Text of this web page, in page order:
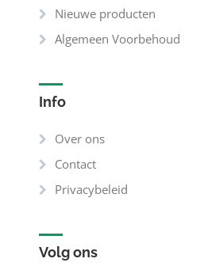
Nieuwe producten
Algemeen Voorbehoud
Info
Over ons
Contact
Privacybeleid
Volg ons